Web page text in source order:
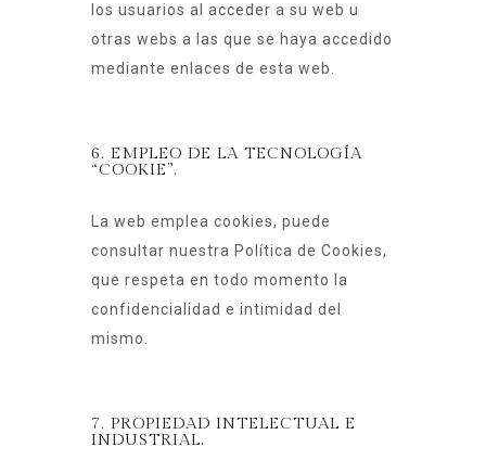
los usuarios al acceder a su web u
otras webs a las que se haya accedido
mediante enlaces de esta web.
6. EMPLEO DE LA TECNOLOGÍA
“COOKIE”.
La web emplea cookies, puede
consultar nuestra Política de Cookies,
que respeta en todo momento la
confidencialidad e intimidad del
mismo.
7. PROPIEDAD INTELECTUAL E
INDUSTRIAL.